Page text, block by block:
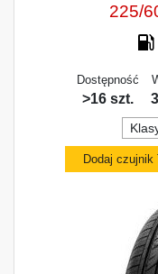
225/
Dostępność
>16 szt.
Dodaj